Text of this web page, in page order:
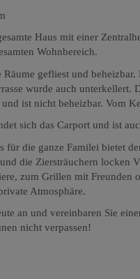
Haus mit einer
Wohnbereich.
gefliest und
wurde auch unterkellert.
ist nicht beheizbar. Vom
sich das Carport und ist
für die ganze Familei bietet
die Ziersträuchern locken
zum Grillen mit Freunden
Atmosphäre.
an und vereinbaren Sie
nicht verpassen!